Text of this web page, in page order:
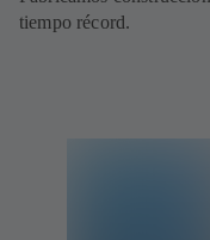
tiempo récord.